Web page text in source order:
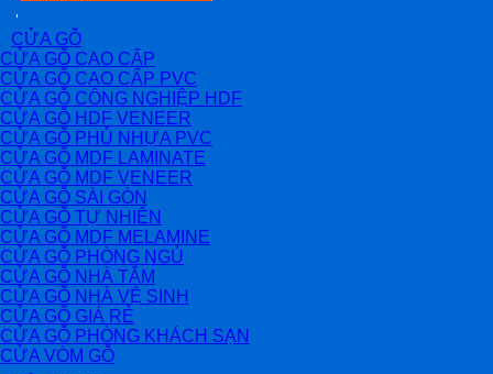
CỬA GỖ
CỬA GỖ CAO CẤP
CỬA GỖ CAO CẤP PVC
CỬA GỖ CÔNG NGHIỆP HDF
CỬA GỖ HDF VENEER
CỬA GỖ PHỦ NHỰA PVC
CỬA GỖ MDF LAMINATE
CỬA GỖ MDF VENEER
CỬA GỖ SÀI GÒN
CỬA GỖ TỰ NHIÊN
CỬA GỖ MDF MELAMINE
CỬA GỖ PHÒNG NGỦ
CỬA GỖ NHÀ TẮM
CỬA GỖ NHÀ VỆ SINH
CỬA GỖ GIÁ RẺ
CỬA GỖ PHÒNG KHÁCH SẠN
CỬA VÒM GỖ